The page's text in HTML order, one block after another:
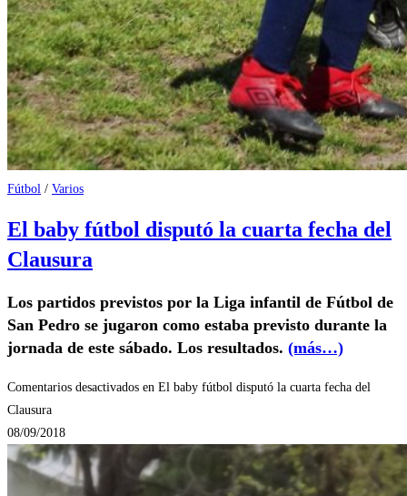
Fútbol / Varios
El baby fútbol disputó la cuarta fecha del
Clausura
Los partidos previstos por la Liga infantil de Fútbol de
San Pedro se jugaron como estaba previsto durante la
jornada de este sábado. Los resultados. (más…)
Comentarios desactivados en El baby fútbol disputó la cuarta fecha del
Clausura
08/09/2018